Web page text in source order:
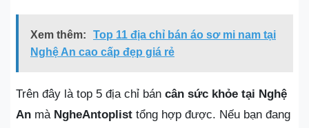
Xem thêm:
Top 11 địa chỉ bán áo sơ mi nam tại
Nghệ An cao cấp đẹp giá rẻ
Trên đây là top 5 địa chỉ bán cân sức khỏe tại Nghệ
An mà NgheAntoplist tổng hợp được. Nếu bạn đang